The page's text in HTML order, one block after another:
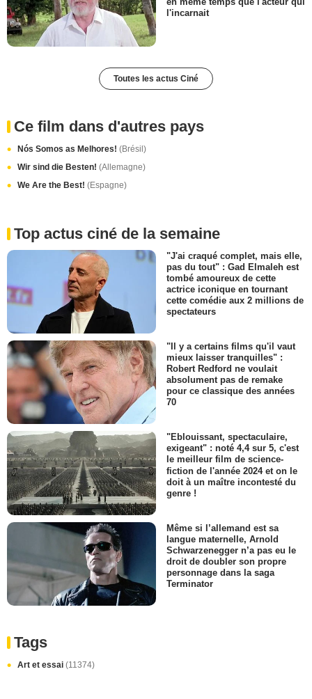
l'incarnait
Toutes les actus Ciné
Ce film dans d'autres pays
Nós Somos as Melhores! (Brésil)
Wir sind die Besten! (Allemagne)
We Are the Best! (Espagne)
Top actus ciné de la semaine
"J'ai craqué complet, mais elle,
pas du tout" : Gad Elmaleh est
tombé amoureux de cette
actrice iconique en tournant
cette comédie aux 2 millions de
spectateurs
"Il y a certains films qu'il vaut
mieux laisser tranquilles" :
Robert Redford ne voulait
absolument pas de remake
pour ce classique des années
70
"Eblouissant, spectaculaire,
exigeant" : noté 4,4 sur 5, c'est
le meilleur film de science-
fiction de l'année 2024 et on le
doit à un maître incontesté du
genre !
Même si l’allemand est sa
langue maternelle, Arnold
Schwarzenegger n’a pas eu le
droit de doubler son propre
personnage dans la saga
Terminator
Tags
Art et essai (11374)